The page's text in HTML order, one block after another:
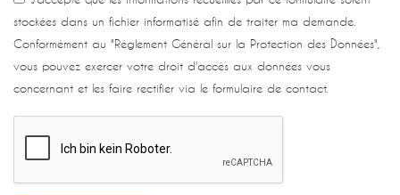
stockées dans un fichier informatisé afin de traiter ma demande.
Conformément au "Réglement Général sur la Protection des Données",
vous pouvez exercer votre droit d'accès aux données vous
concernant et les faire rectifier via le formulaire de contact.